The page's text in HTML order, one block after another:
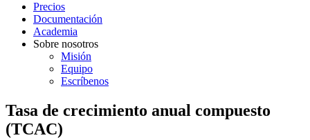
Precios
Documentación
Academia
Sobre nosotros
Misión
Equipo
Escríbenos
Tasa de crecimiento anual compuesto
(TCAC)